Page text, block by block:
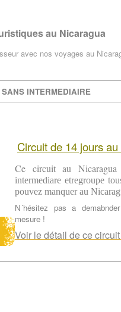
au Nicaragua
avec nos voyages au
SANS INTERMEDIAIRE
Circuit de 14 jours
Ce circuit au Nicaragua
intermediare etregroupe
pouvez manquer au
N´hésitez pas a
mesure !
Voir le détail de ce